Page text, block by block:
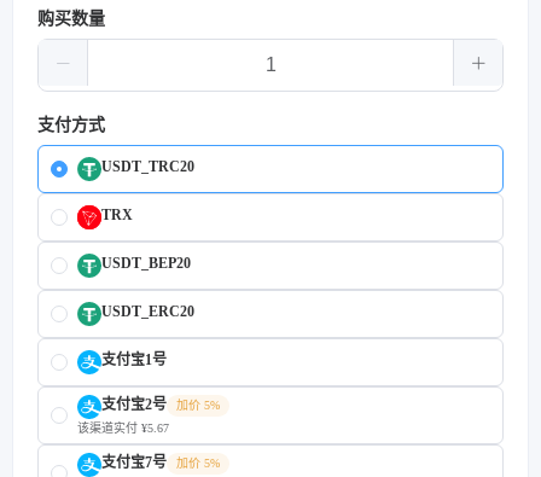
购买数量
支付方式
USDT_TRC20
TRX
USDT_BEP20
USDT_ERC20
支付宝1号
支付宝2号
加价 5%
该渠道实付 ¥5.67
支付宝7号
加价 5%